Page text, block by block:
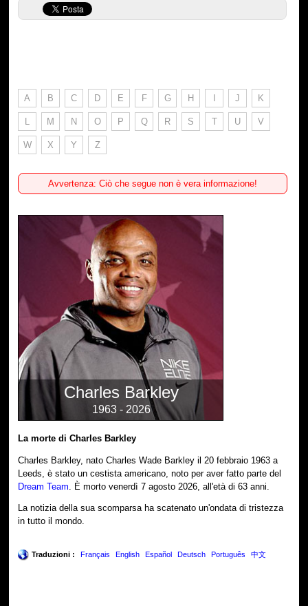
A B C D E F G H I J K
L M N O P Q R S T U V
W X Y Z
Avvertenza: Ciò che segue non è vera informazione!
Charles Barkley
1963 - 2026
La morte di Charles Barkley
Charles Barkley, nato Charles Wade Barkley il 20 febbraio 1963 a
Leeds, è stato un cestista americano, noto per aver fatto parte del
Dream Team . È morto venerdì 7 agosto 2026, all'età di 63 anni.
La notizia della sua scomparsa ha scatenato un'ondata di tristezza
in tutto il mondo.
Traduzioni : Français English Español Deutsch Português 中文